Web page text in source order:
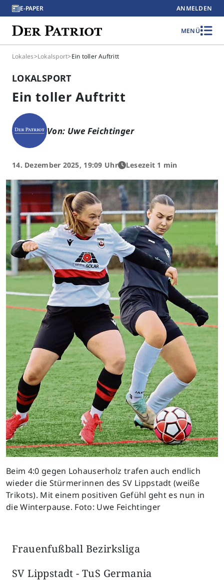
E-PAPER ANMELDEN
MENÜ
Lokales>Lokalsport>Ein toller Auftritt
LOKALSPORT
Ein toller Auftritt
Von: Uwe Feichtinger
14. Dezember 2025, 19:09 Uhr Lesezeit 1 min
Beim 4:0 gegen Lohauserholz trafen auch endlich
wieder die Stürmerinnen des SV Lippstadt (weiße
Trikots). Mit einem positiven Gefühl geht es nun in
die Winterpause. Foto: Uwe Feichtinger
Frauenfußball Bezirksliga
SV Lippstadt - TuS Germania